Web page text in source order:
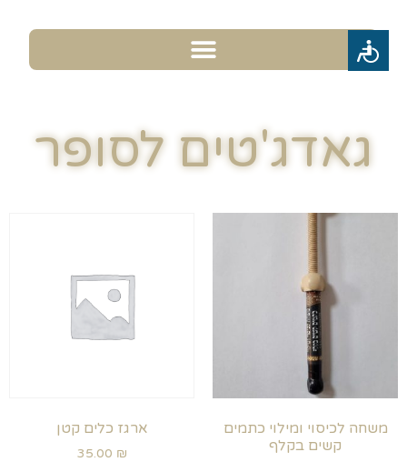
גאדג'טים לסופר
משחה לכיסוי ומילוי כתמים
קשים בקלף
ארגז כלים קטן
35.00 ₪